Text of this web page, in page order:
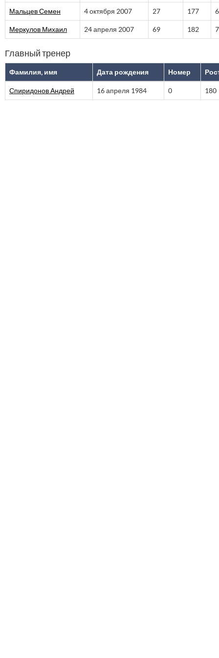
Мальцев Семен 4 октября 2007 27 177
Меркулов Михаил 24 апреля 2007 69 182
Главный тренер
Фамилия, имя Дата рождения Номер
Спиридонов Андрей 16 апреля 1984 0 180